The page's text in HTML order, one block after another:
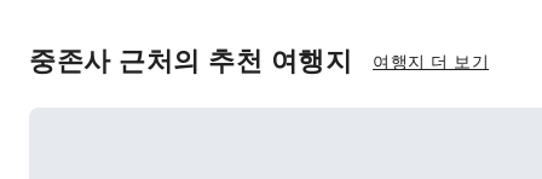
중존사 근처의 추천 여행지 여행지 더 보기